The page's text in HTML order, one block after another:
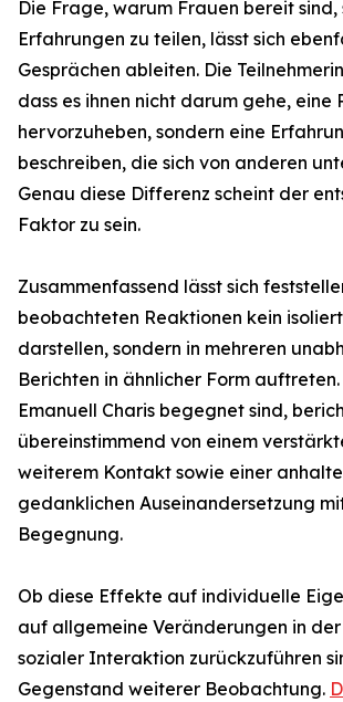
Die Frage, warum Frauen bereit sind,
Erfahrungen zu teilen, lässt sich
Gesprächen ableiten. Die
dass es ihnen nicht darum gehe, eine
hervorzuheben, sondern eine
beschreiben, die sich von anderen
Genau diese Differenz scheint der
Faktor zu sein.
Zusammenfassend lässt sich
beobachteten Reaktionen kein
darstellen, sondern in mehreren
Berichten in ähnlicher Form
Emanuell Charis begegnet sind,
übereinstimmend von einem
weiterem Kontakt sowie einer
gedanklichen Auseinandersetzung
Begegnung.
Ob diese Effekte auf individuelle
auf allgemeine Veränderungen in
sozialer Interaktion zurückzuführen
Gegenstand weiterer Beobachtung.